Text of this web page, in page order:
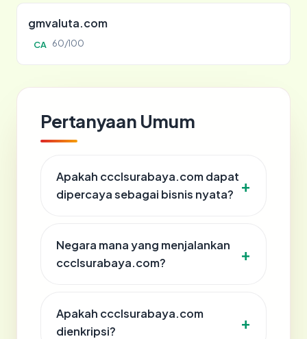
gmvaluta.com
CA 60/100
Pertanyaan Umum
Apakah ccclsurabaya.com dapat
dipercaya sebagai bisnis nyata?
Negara mana yang menjalankan
ccclsurabaya.com?
Apakah ccclsurabaya.com
dienkripsi?